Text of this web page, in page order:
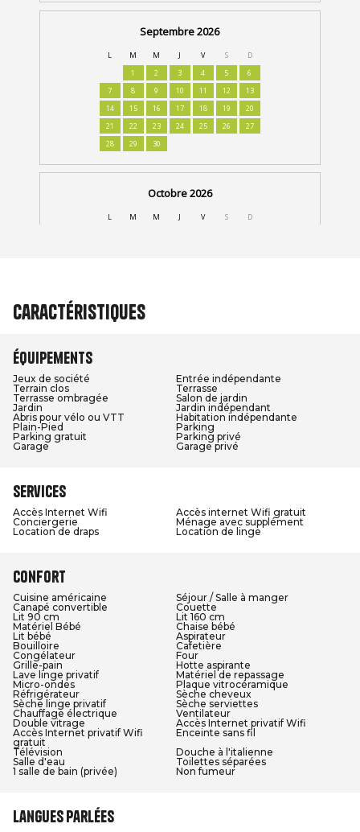
Caractéristiques
Équipements
Jeux de société
Entrée indépendante
Terrain clos
Terrasse
Terrasse ombragée
Salon de jardin
Jardin
Jardin indépendant
Abris pour vélo ou VTT
Habitation indépendante
Plain-Pied
Parking
Parking gratuit
Parking privé
Garage
Garage privé
Services
Accès Internet Wifi
Accès internet Wifi gratuit
Conciergerie
Ménage avec supplément
Location de draps
Location de linge
Confort
Cuisine américaine
Séjour / Salle à manger
Canapé convertible
Couette
Lit 90 cm
Lit 160 cm
Matériel Bébé
Chaise bébé
Lit bébé
Aspirateur
Bouilloire
Cafetière
Congélateur
Four
Grille-pain
Hotte aspirante
Lave linge privatif
Matériel de repassage
Micro-ondes
Plaque vitrocéramique
Réfrigérateur
Sèche cheveux
Sèche linge privatif
Sèche serviettes
Chauffage électrique
Ventilateur
Double vitrage
Accès Internet privatif Wifi
Accès Internet privatif Wifi
gratuit
Enceinte sans fil
Télévision
Douche à l'italienne
Salle d'eau
Toilettes séparées
1 salle de bain (privée)
Non fumeur
Langues parlées